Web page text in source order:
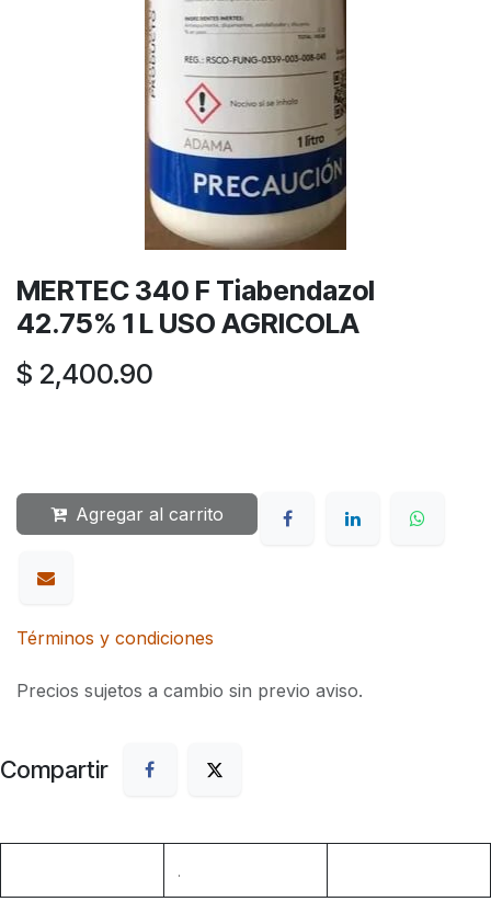
MERTEC 340 F Tiabendazol
42.75% 1 L USO AGRICOLA
$ 2,400.90
Agregar al carrito
Términos y condiciones
Precios sujetos a cambio sin previo aviso.
Compartir
.